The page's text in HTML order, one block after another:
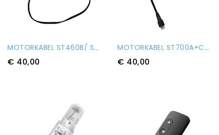
MOTORKABEL ST460B/ ST700B/ ST1000B
€ 40,00
MOTORKABEL ST700A+C/ 1000A+C
€ 40,00